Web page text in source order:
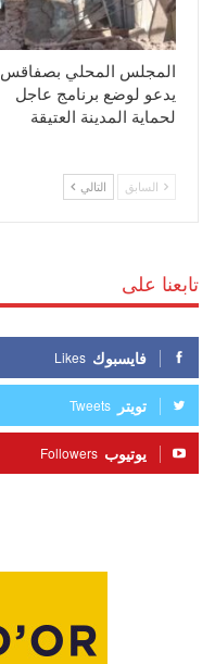
المجلس المحلي بصفاقس
يدعو لوضع برنامج عاجل
لحماية المدينة العتيقة
السابق التالي
تابعنا على
فايسبوك Likes
تويتر Tweets
يوتيوب Followers